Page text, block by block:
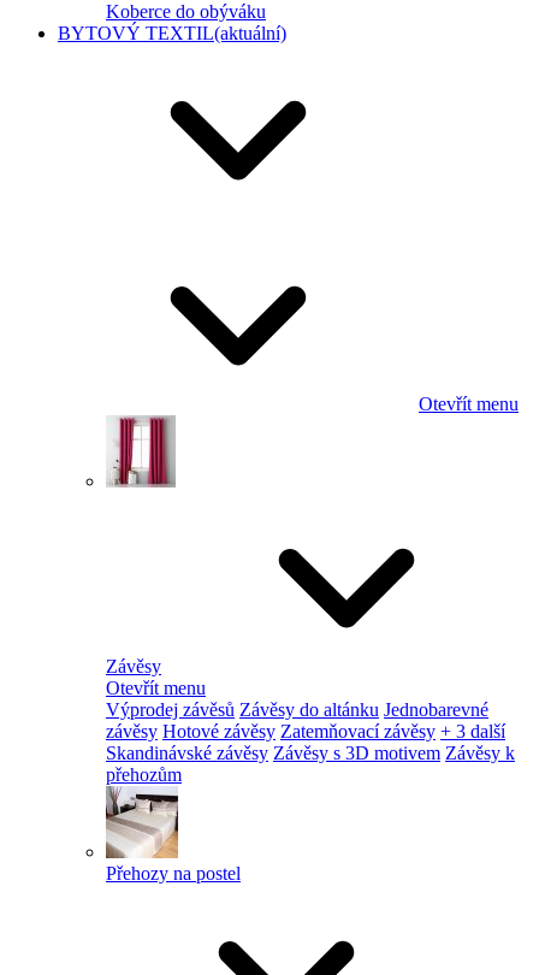
Koberce do obýváku
BYTOVÝ TEXTIL(aktuální)
Otevřít menu
Závěsy
Otevřít menu
Výprodej závěsů Závěsy do altánku Jednobarevné
závěsy Hotové závěsy Zatemňovací závěsy + 3 další
Skandinávské závěsy Závěsy s 3D motivem Závěsy k
přehozům
Přehozy na postel